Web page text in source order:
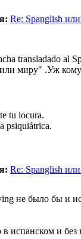
Re: Spanglish
transladado al
миру" .Уж
tu locura.
psiquiátrica.
Re: Spanglish
не было бы и
испанском и